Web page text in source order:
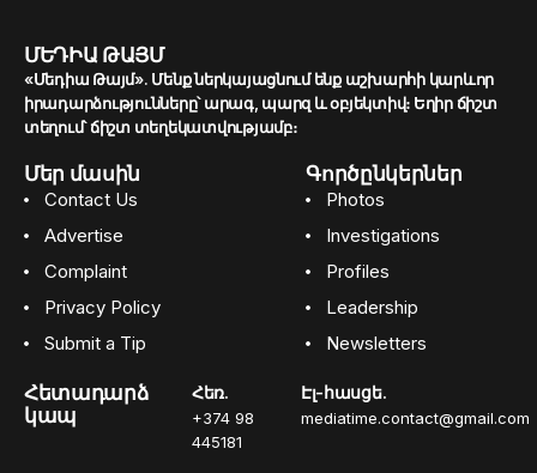
ՄԵԴԻԱ ԹԱՅՄ
«Մեդիա Թայմ». Մենք ներկայացնում ենք աշխարհի կարևոր
իրադարձությունները՝ արագ, պարզ և օբյեկտիվ։ Եղիր ճիշտ
տեղում՝ ճիշտ տեղեկատվությամբ։
Մեր մասին
Contact Us
Advertise
Complaint
Privacy Policy
Submit a Tip
Գործընկերներ
Photos
Investigations
Profiles
Leadership
Newsletters
Հետադարձ
կապ
Հեռ.
+374 98
445181
Էլ-հասցե.
mediatime.contact@gmail.com